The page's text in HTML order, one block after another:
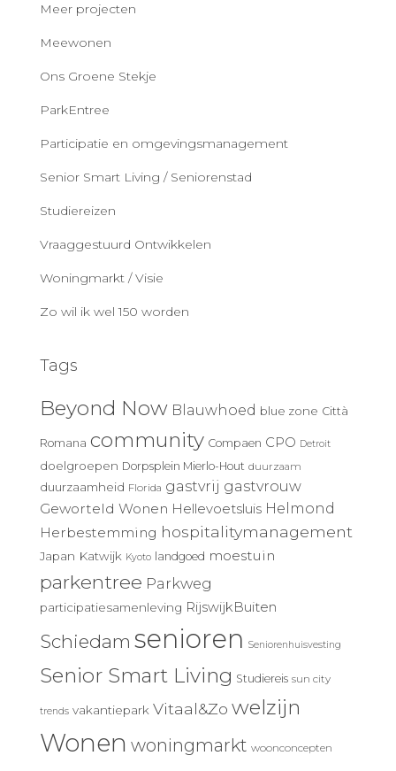
Meer projecten
Meewonen
Ons Groene Stekje
ParkEntree
Participatie en omgevingsmanagement
Senior Smart Living / Seniorenstad
Studiereizen
Vraaggestuurd Ontwikkelen
Woningmarkt / Visie
Zo wil ik wel 150 worden
Tags
Beyond Now Blauwhoed blue zone Città
Romana community Compaen CPO Detroit
doelgroepen Dorpsplein Mierlo-Hout duurzaam
duurzaamheid Florida gastvrij gastvrouw
Geworteld Wonen Hellevoetsluis Helmond
Herbestemming hospitalitymanagement
Japan Katwijk Kyoto landgoed moestuin
parkentree Parkweg
participatiesamenleving RijswijkBuiten
Schiedam senioren Seniorenhuisvesting
Senior Smart Living Studiereis sun city
trends vakantiepark Vitaal&Zo welzijn
Wonen woningmarkt woonconcepten